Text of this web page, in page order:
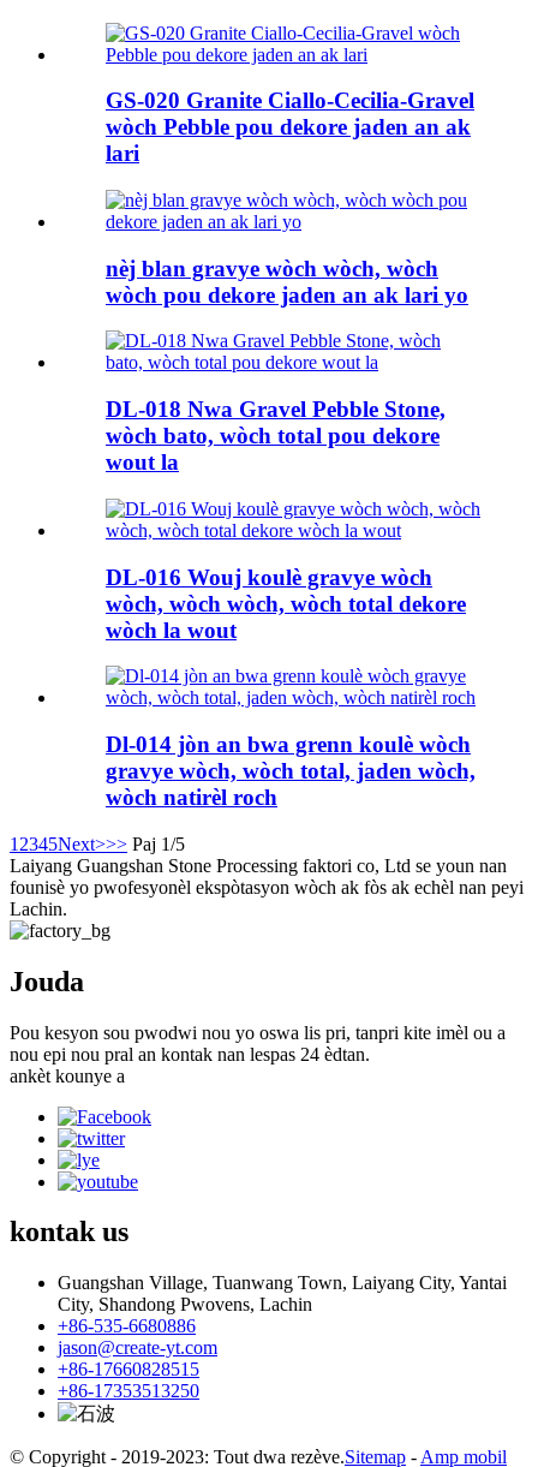
GS-020 Granite Ciallo-Cecilia-Gravel
wòch Pebble pou dekore jaden an ak
lari
nèj blan gravye wòch wòch, wòch
wòch pou dekore jaden an ak lari yo
DL-018 Nwa Gravel Pebble Stone,
wòch bato, wòch total pou dekore
wout la
DL-016 Wouj koulè gravye wòch
wòch, wòch wòch, wòch total dekore
wòch la wout
Dl-014 jòn an bwa grenn koulè wòch
gravye wòch, wòch total, jaden wòch,
wòch natirèl roch
1 2345Next>>> Paj 1/5
Laiyang Guangshan Stone Processing faktori co, Ltd se youn nan
founisè yo pwofesyonèl ekspòtasyon wòch ak fòs ak echèl nan peyi
Lachin.
Jouda
Pou kesyon sou pwodwi nou yo oswa lis pri, tanpri kite imèl ou a
nou epi nou pral an kontak nan lespas 24 èdtan.
ankèt kounye a
kontakus
Guangshan Village, Tuanwang Town, Laiyang City, Yantai
City, Shandong Pwovens, Lachin
+86-535-6680886
jason@create-yt.com
+86-17660828515
+86-17353513250
© Copyright - 2019-2023: Tout dwa rezève.Sitemap - Amp mobil